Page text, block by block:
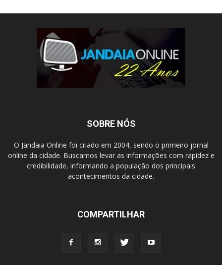
SOBRE NÓS
O Jandaia Online foi criado em 2004, sendo o primeiro jornal
online da cidade. Buscamos levar as informações com rapidez e
credibilidade, informando a população dos principais
acontecimentos da cidade.
COMPARTILHAR